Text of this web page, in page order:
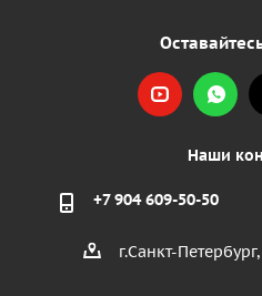
Наши
+7 904 609-50-50
г.Санкт-